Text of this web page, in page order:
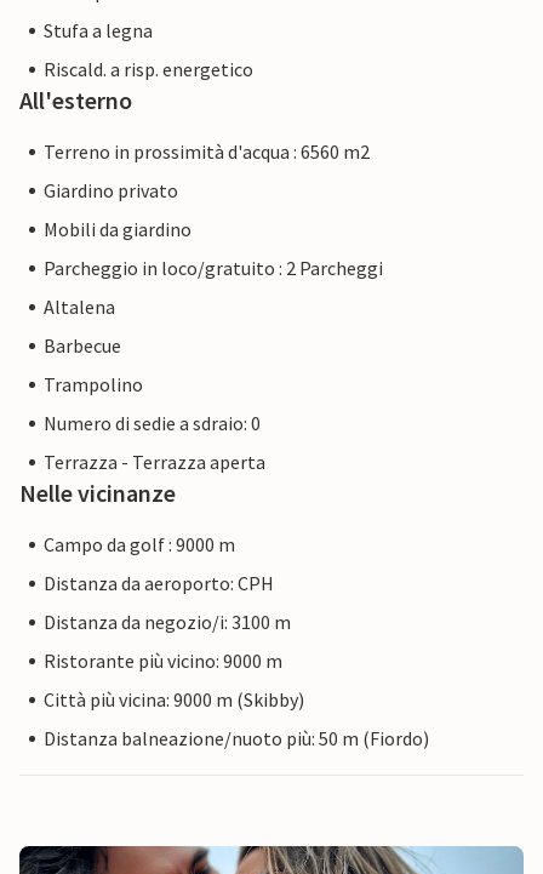
Stufa a legna
Riscald. a risp. energetico
All'esterno
Terreno in prossimità d'acqua : 6560 m2
Giardino privato
Mobili da giardino
Parcheggio in loco/gratuito : 2 Parcheggi
Altalena
Barbecue
Trampolino
Numero di sedie a sdraio: 0
Terrazza - Terrazza aperta
Nelle vicinanze
Campo da golf : 9000 m
Distanza da aeroporto: CPH
Distanza da negozio/i: 3100 m
Ristorante più vicino: 9000 m
Città più vicina: 9000 m (Skibby)
Distanza balneazione/nuoto più: 50 m (Fiordo)